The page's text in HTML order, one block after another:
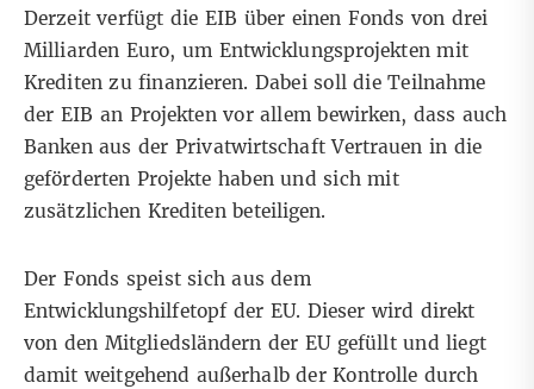
Derzeit verfügt die EIB über einen Fonds von drei
Milliarden Euro, um Entwicklungsprojekten mit
Krediten zu finanzieren. Dabei soll die Teilnahme
der EIB an Projekten vor allem bewirken, dass auch
Banken aus der Privatwirtschaft Vertrauen in die
geförderten Projekte haben und sich mit
zusätzlichen Krediten beteiligen.
Der Fonds speist sich aus dem
Entwicklungshilfetopf der EU. Dieser wird direkt
von den Mitgliedsländern der EU gefüllt und liegt
damit weitgehend außerhalb der Kontrolle durch